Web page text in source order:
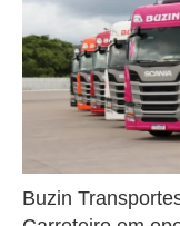
Buzin